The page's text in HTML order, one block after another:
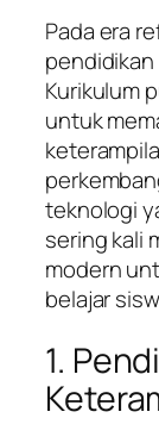
Pada era
Kurikulum
untuk
teknologi
sering kali
modern
belajar
1.